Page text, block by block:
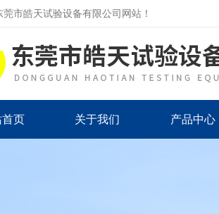
市皓天试验设备有限公司网站！
首页 关于我们 产品中心